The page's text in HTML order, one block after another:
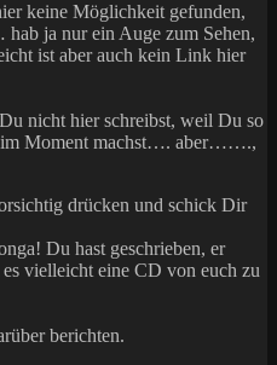
keine Möglichkeit gefunden,
ja nur ein Auge zum Sehen,
ist aber auch kein Link hier
nicht hier schreibst, weil Du so
im Moment machst…. aber…….,
drücken und schick Dir
Du hast geschrieben, er
vielleicht eine CD von euch zu
berichten.